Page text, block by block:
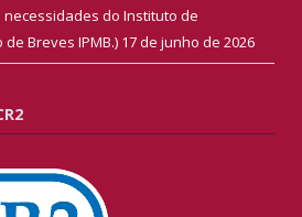
do Instituto de
Breves IPMB.) 17 de junho de 2026